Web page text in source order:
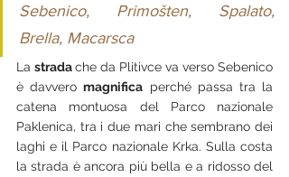
Sebenico, Primošten, Spalato,
Brella, Macarsca
La strada che da Plitivce va verso Sebenico
è davvero magnifica perché passa tra la
catena montuosa del Parco nazionale
Paklenica, tra i due mari che sembrano dei
laghi e il Parco nazionale Krka. Sulla costa
la strada è ancora più bella e a ridosso del